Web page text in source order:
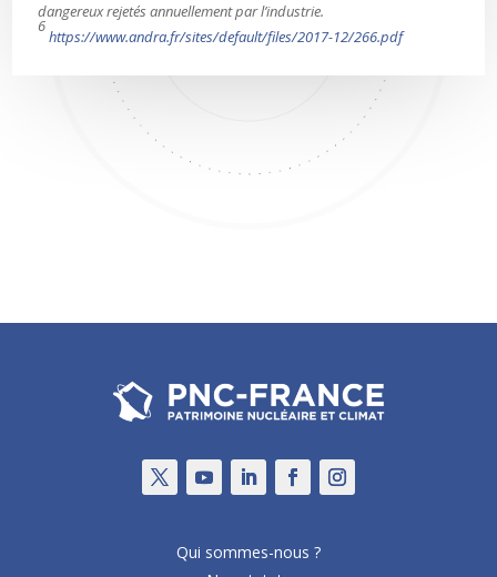
dangereux rejetés annuellement par l’industrie.
6
https://www.andra.fr/sites/default/files/2017-12/266.pdf
Qui sommes-nous ?